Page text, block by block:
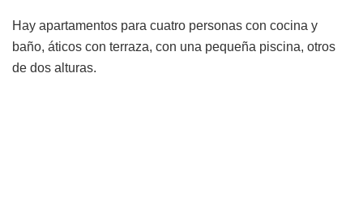
Hay apartamentos para cuatro personas con cocina y
baño, áticos con terraza, con una pequeña piscina, otros
de dos alturas.